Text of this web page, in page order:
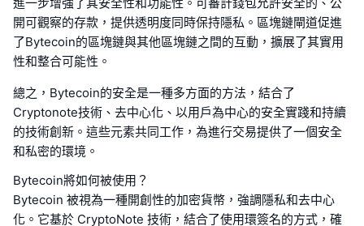
開可觀察的存款，提供透明度同時保持隱私。區塊鏈閘道促進
了Bytecoin的區塊鏈與其他區塊鏈之間的互動，擴展了其實用
性和整合可能性。
總之，Bytecoin的安全是一種多方面的方法，結合了
Cryptonote技術、去中心化、以用戶為中心的安全實踐和持續
的技術創新。這些元素共同工作，為進行交易提供了一個安全
和私密的環境。
Bytecoin將如何被使用？
Bytecoin 被視為一種開創性的加密貨幣，強調隱私和去中心
化。它基於 CryptoNote 技術，結合了使用環簽名的方式，確